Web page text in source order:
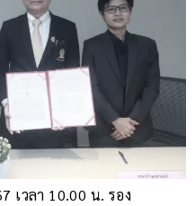
เวลา 10.00 น. รอง